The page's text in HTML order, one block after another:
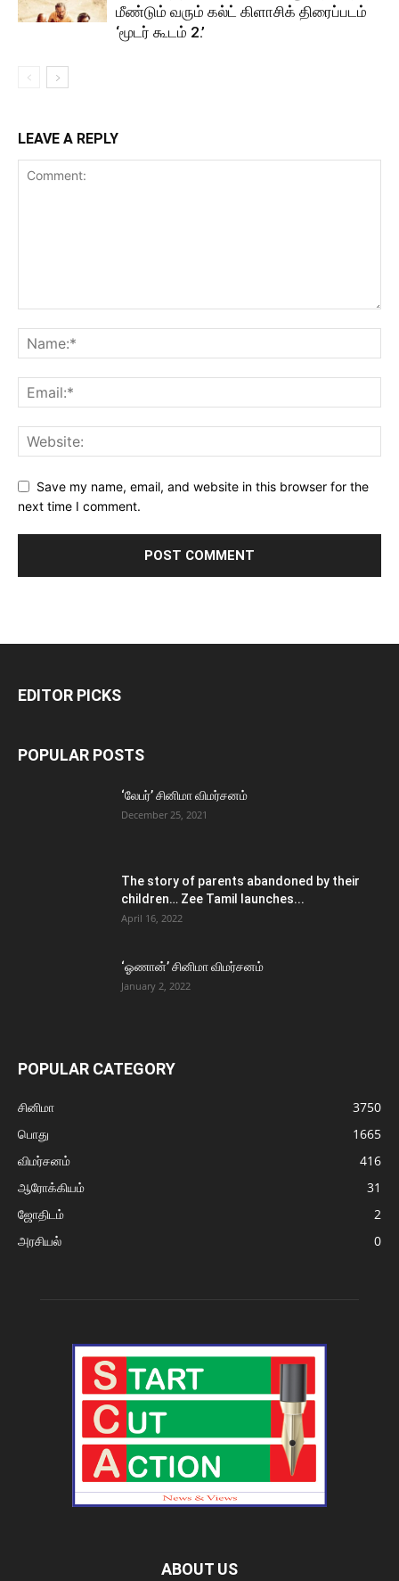
மீண்டும் வரும் கல்ட் கிளாசிக் திரைப்படம்
‘மூடர் கூடம் 2.’
LEAVE A REPLY
Save my name, email, and website in this browser for the
next time I comment.
EDITOR PICKS
POPULAR POSTS
‘லேபர்’ சினிமா விமர்சனம்
December 25, 2021
The story of parents abandoned by their
children… Zee Tamil launches...
April 16, 2022
‘ஓணான்’ சினிமா விமர்சனம்
January 2, 2022
POPULAR CATEGORY
சினிமா
3750
பொது
1665
விமர்சனம்
416
ஆரோக்கியம்
31
ஜோதிடம்
2
அரசியல்
0
ABOUT US